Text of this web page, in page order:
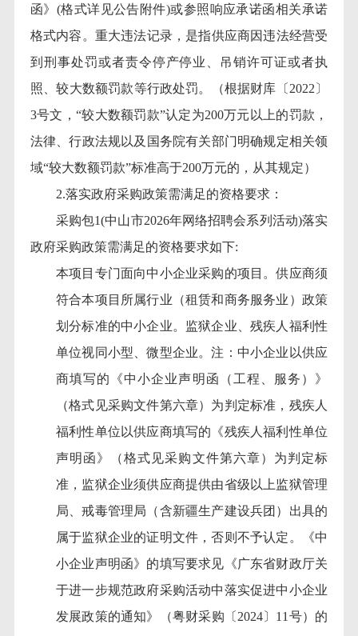
函》(格式详见公告附件)或参照响应承诺函相关承诺
格式内容。重大违法记录，是指供应商因违法经营受
到刑事处罚或者责令停产停业、吊销许可证或者执
照、较大数额罚款等行政处罚。（根据财库〔2022〕
3号文，“较大数额罚款”认定为200万元以上的罚款，
法律、行政法规以及国务院有关部门明确规定相关领
域“较大数额罚款”标准高于200万元的，从其规定）
2.落实政府采购政策需满足的资格要求：
采购包1(中山市2026年网络招聘会系列活动)落实
政府采购政策需满足的资格要求如下:
本项目专门面向中小企业采购的项目。供应商须
符合本项目所属行业（租赁和商务服务业）政策
划分标准的中小企业。监狱企业、残疾人福利性
单位视同小型、微型企业。注：中小企业以供应
商填写的《中小企业声明函（工程、服务）》
（格式见采购文件第六章）为判定标准，残疾人
福利性单位以供应商填写的《残疾人福利性单位
声明函》（格式见采购文件第六章）为判定标
准，监狱企业须供应商提供由省级以上监狱管理
局、戒毒管理局（含新疆生产建设兵团）出具的
属于监狱企业的证明文件，否则不予认定。《中
小企业声明函》的填写要求见《广东省财政厅关
于进一步规范政府采购活动中落实促进中小企业
发展政策的通知》（粤财采购〔 2024〕11号）的